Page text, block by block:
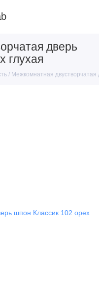
дверь
глухая
Межкомнатная двустворчатая